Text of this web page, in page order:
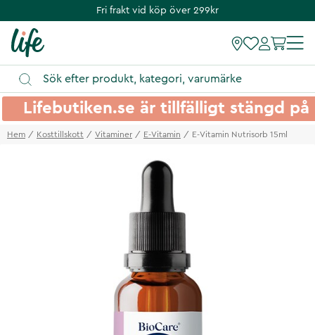
Fri frakt vid köp över 299kr
Lifebutiken.se är tillfälligt stängd
Hem Kosttillskott Vitaminer E-Vitamin E-Vitamin Nutrisorb 15ml